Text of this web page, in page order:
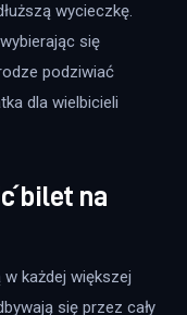
wycieczkę.
się
podziwiać
dla wielbicieli
bilet na
każdej większej
się przez cały